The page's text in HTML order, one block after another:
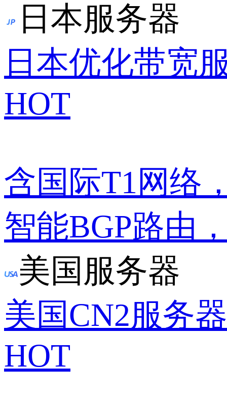
日本服务器
日本优化带宽
HOT
含国际T1网络
智能BGP路由
美国服务器
美国CN2服务器
HOT